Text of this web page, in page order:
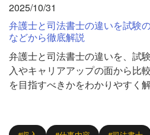
2025/10/31
弁護士と司法書士の違いを試験
などから徹底解説
弁護士と司法書士の違いを、試
入やキャリアアップの面から比
を目指すべきかをわかりやすく解